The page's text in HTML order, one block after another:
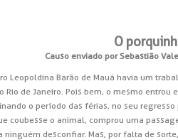
O
Causo enviado por Sebastião
Leopoldina Barão de Mauá havia um
Rio de Janeiro. Pois bem, o mesmo
o período das férias, no seu
coubesse o animal, comprou uma
desconfiar. Mas, por falta de